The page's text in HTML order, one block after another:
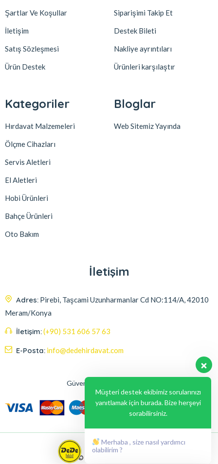
Şartlar Ve Koşullar
İletişim
Satış Sözleşmesi
Ürün Destek
Siparişimi Takip Et
Destek Bileti
Nakliye ayrıntıları
Ürünleri karşılaştır
Kategoriler
Hırdavat Malzemeleri
Ölçme Cihazları
Servis Aletleri
El Aletleri
Hobi Ürünleri
Bahçe Ürünleri
Oto Bakım
Bloglar
Web Sitemiz Yayında
İletişim
Adres: Pirebi, Taşcami Uzunharmanlar Cd NO:114/A, 42010
Meram/Konya
İletişim:(+90) 531 606 57 63
E-Posta: info@dedehirdavat.com
Güvenli Ödeme Seçenekleri
© 2024, Liabil Dizayn
Müşteri destek ekibimiz sorularınızı
yanıtlamak için burada. Bize herşeyi
sorabilirsiniz.
Merhaba , size nasıl yardımcı
olabilirim ?